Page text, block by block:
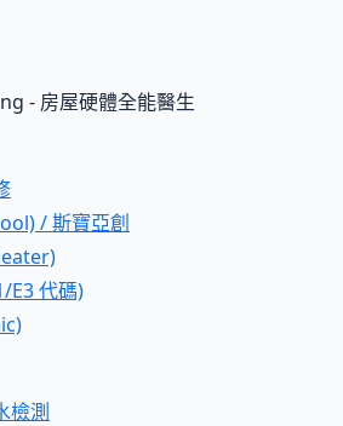
- 房屋硬體全能醫生
/ 斯寶亞創
E3 代碼)
檢測